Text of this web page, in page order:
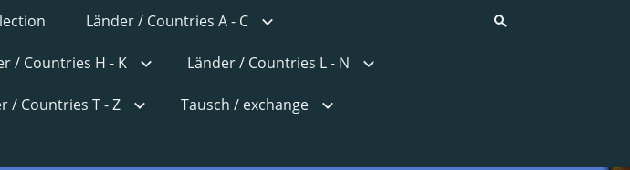
Länder / Countries A - C
/ Countries H - K Länder / Countries L - N
/ Countries T - Z Tausch / exchange